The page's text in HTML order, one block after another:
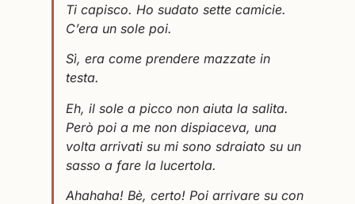
Ti capisco. Ho sudato sette camicie.
C’era un sole poi.
Sì, era come prendere mazzate in
testa.
Eh, il sole a picco non aiuta la salita.
Però poi a me non dispiaceva, una
volta arrivati su mi sono sdraiato su un
sasso a fare la lucertola.
Ahahaha! Bè, certo! Poi arrivare su con